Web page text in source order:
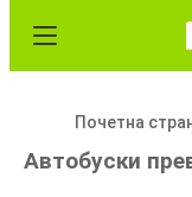
Почетна
Автобуски